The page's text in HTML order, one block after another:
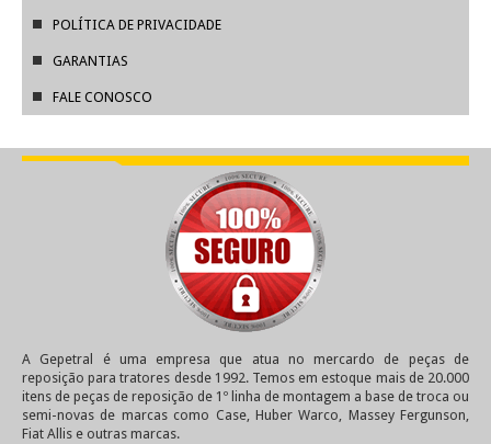
POLÍTICA DE PRIVACIDADE
GARANTIAS
FALE CONOSCO
A Gepetral é uma empresa que atua no mercardo de peças de
reposição para tratores desde 1992. Temos em estoque mais de 20.000
itens de peças de reposição de 1º linha de montagem a base de troca ou
semi-novas de marcas como Case, Huber Warco, Massey Fergunson,
Fiat Allis e outras marcas.